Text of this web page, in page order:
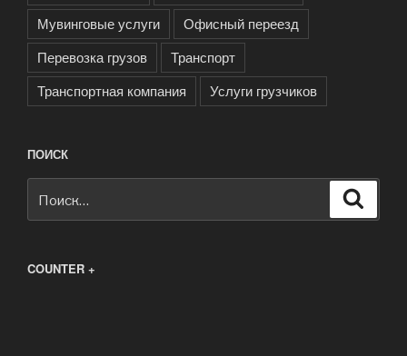
Мувинговые услуги
Офисный переезд
Перевозка грузов
Транспорт
Транспортная компания
Услуги грузчиков
ПОИСК
COUNTER +